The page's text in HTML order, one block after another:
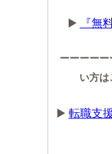
▶️ 『無
ーーーー
い方
▶️ 転職支